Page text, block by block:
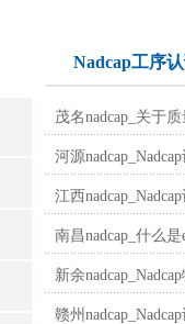
Nadcap工序
茂名nadcap_关于
河源
江西
南昌nadcap_什么
新余
赣州